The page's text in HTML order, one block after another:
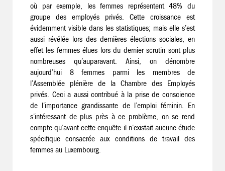
où par exemple, les femmes représentent 48% du
groupe des employés privés. Cette croissance est
évidemment visible dans les statistiques; mais elle s’est
aussi révélée lors des dernières élections sociales, en
effet les femmes élues lors du dernier scrutin sont plus
nombreuses qu’auparavant. Ainsi, on dénombre
aujourd’hui 8 femmes parmi les membres de
l’Assemblée plénière de la Chambre des Employés
privés. Ceci a aussi contribué à la prise de conscience
de l’importance grandissante de l’emploi féminin. En
s’intéressant de plus près à ce problème, on se rend
compte qu’avant cette enquête il n’existait aucune étude
spécifique consacrée aux conditions de travail des
femmes au Luxembourg.